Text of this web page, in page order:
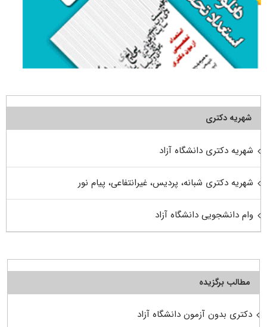
شهریه دکتری
شهریه دکتری دانشگاه آزاد
شهریه دکتری شبانه، پردیس، غیرانتفاعی، پیام نور
وام دانشجویی دانشگاه آزاد
مطالب برگزیده
دکتری بدون آزمون دانشگاه آزاد